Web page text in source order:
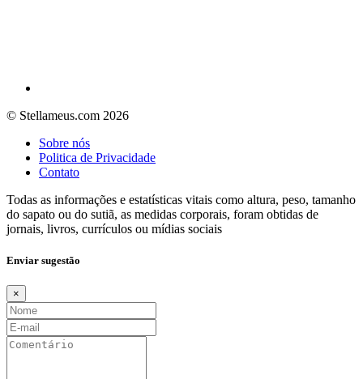
© Stellameus.com 2026
Sobre nós
Politica de Privacidade
Contato
Todas as informações e estatísticas vitais como altura, peso, tamanho
do sapato ou do sutiã, as medidas corporais, foram obtidas de
jornais, livros, currículos ou mídias sociais
Enviar sugestão
×